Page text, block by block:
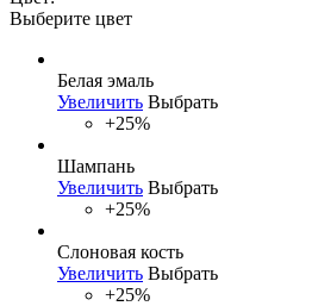
Выберите цвет
Белая эмаль
Увеличить Выбрать
+25%
Шампань
Увеличить Выбрать
+25%
Слоновая кость
Увеличить Выбрать
+25%